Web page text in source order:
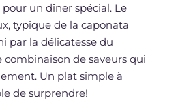
un dîner spécial. Le
typique de la caponata
par la délicatesse du
combinaison de saveurs qui
Un plat simple à
de surprendre!